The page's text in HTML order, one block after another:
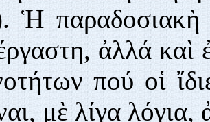
Ἡ παραδοσιακὴ
ἀλλά καὶ
πού οἱ
μὲ λίγα λόγια,